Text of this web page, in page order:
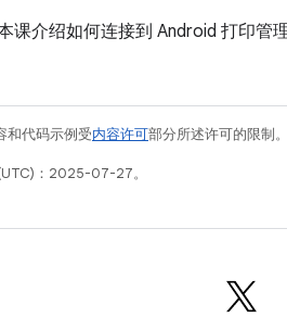
课介绍如何连接到 Android 打印管
和代码示例受内容许可部分所述许可的限制
：2025-07-27。